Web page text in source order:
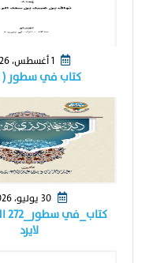
1 أغسطس، 2026
كتاب في سطور ( ٢٧٣…
لايرد